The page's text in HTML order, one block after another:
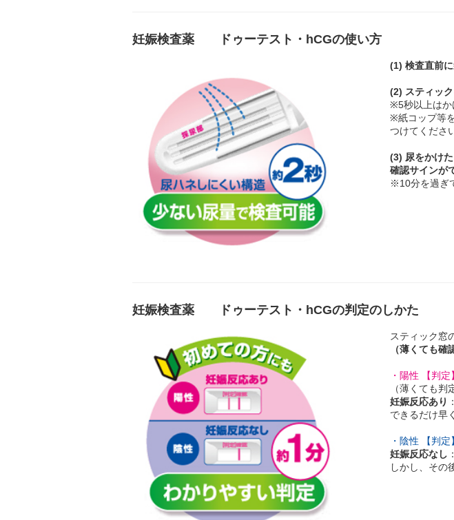
妊娠検査薬 ドゥーテスト・hCGの使い方
(1) 検査直前
(2) スティッ
※5秒以上はか
※紙コップ等
つけてくださ
(3) 尿をかけ
確認サインが
※10分を過ぎ
妊娠検査薬 ドゥーテスト・hCGの判定のしかた
スティック窓
（薄くても
・陽性 【判
（薄くても判
妊娠反応あり
できるだけ早
・陰性 【判
妊娠反応なし
しかし、その